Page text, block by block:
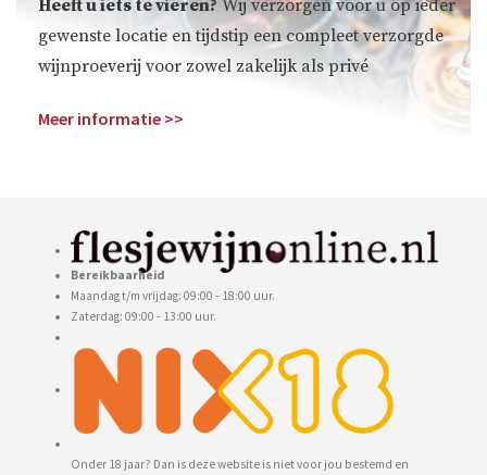
Heeft u iets te vieren? Wij verzorgen voor u op ieder
gewenste locatie en tijdstip een compleet verzorgde
wijnproeverij voor zowel zakelijk als privé
Meer informatie >>
Bereikbaarheid
Maandag t/m vrijdag: 09:00 - 18:00 uur.
Zaterdag: 09:00 - 13:00 uur.
Onder 18 jaar? Dan is deze website is niet voor jou bestemd en